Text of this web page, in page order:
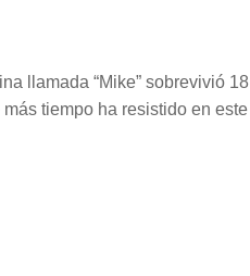
llamada “Mike” sobrevivió 18
tiempo ha resistido en este